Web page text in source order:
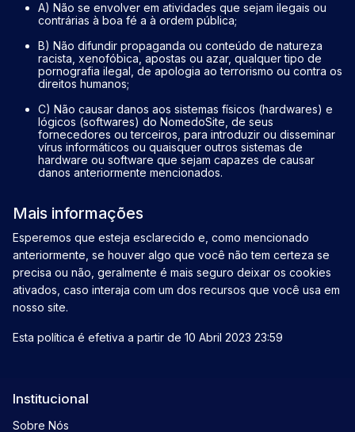
A) Não se envolver em atividades que sejam ilegais ou
contrárias à boa fé a à ordem pública;
B) Não difundir propaganda ou conteúdo de natureza
racista, xenofóbica, apostas ou azar, qualquer tipo de
pornografia ilegal, de apologia ao terrorismo ou contra os
direitos humanos;
C) Não causar danos aos sistemas físicos (hardwares) e
lógicos (softwares) do NomedoSite, de seus
fornecedores ou terceiros, para introduzir ou disseminar
vírus informáticos ou quaisquer outros sistemas de
hardware ou software que sejam capazes de causar
danos anteriormente mencionados.
Mais informações
Esperemos que esteja esclarecido e, como mencionado
anteriormente, se houver algo que você não tem certeza se
precisa ou não, geralmente é mais seguro deixar os cookies
ativados, caso interaja com um dos recursos que você usa em
nosso site.
Esta política é efetiva a partir de 10 Abril 2023 23:59
Institucional
Sobre Nós